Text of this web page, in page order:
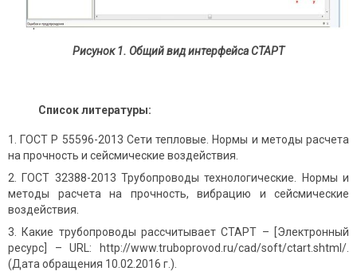
Рисунок 1. Общий вид интерфейса СТАРТ
Список литературы:
ГОСТ Р 55596-2013 Сети тепловые. Нормы и методы расчета
на прочность и сейсмические воздействия.
ГОСТ 32388-2013 Трубопроводы технологические. Нормы и
методы расчета на прочность, вибрацию и сейсмические
воздействия.
Какие трубопроводы рассчитывает СТАРТ – [Электронный
ресурс] – URL: http://www.truboprovod.ru/cad/soft/ctart.shtml/.
(Дата обращения 10.02.2016 г.).